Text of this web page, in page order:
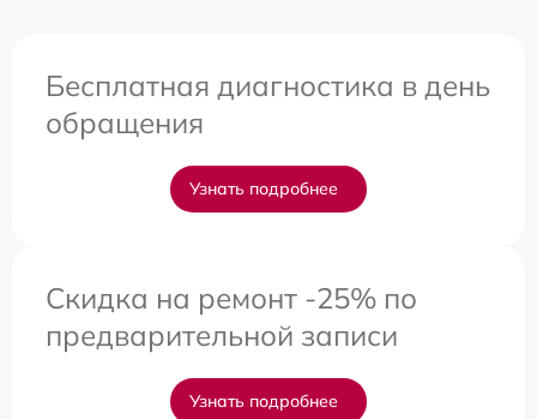
Бесплатная диагностика в день
обращения
Узнать подробнее
Скидка на ремонт -25% по
предварительной записи
Узнать подробнее